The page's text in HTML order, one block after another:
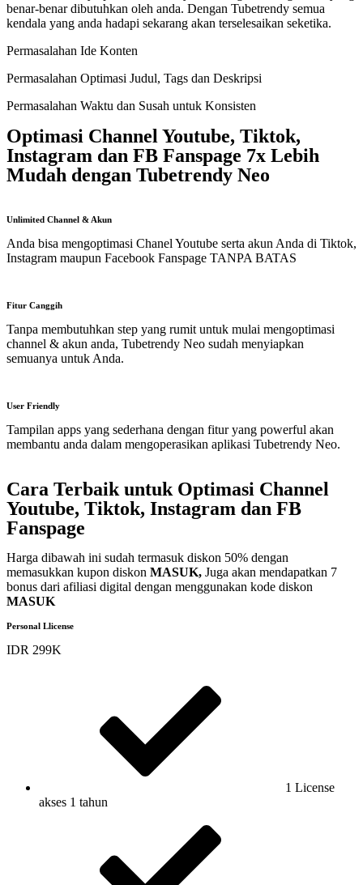
benar-benar dibutuhkan oleh anda. Dengan Tubetrendy semua
kendala yang anda hadapi sekarang akan terselesaikan seketika.
Permasalahan Ide Konten
Permasalahan Optimasi Judul, Tags dan Deskripsi
Permasalahan Waktu dan Susah untuk Konsisten
Optimasi Channel Youtube, Tiktok,
Instagram dan FB Fanspage 7x Lebih
Mudah dengan Tubetrendy Neo
Unlimited Channel & Akun
Anda bisa mengoptimasi Chanel Youtube serta akun Anda di Tiktok,
Instagram maupun Facebook Fanspage TANPA BATAS
Fitur Canggih
Tanpa membutuhkan step yang rumit untuk mulai mengoptimasi
channel & akun anda, Tubetrendy Neo sudah menyiapkan
semuanya untuk Anda.
User Friendly
Tampilan apps yang sederhana dengan fitur yang powerful akan
membantu anda dalam mengoperasikan aplikasi Tubetrendy Neo.
Cara Terbaik untuk Optimasi Channel
Youtube, Tiktok, Instagram dan FB
Fanspage
Harga dibawah ini sudah termasuk diskon 50% dengan
memasukkan kupon diskon MASUK, Juga akan mendapatkan 7
bonus dari afiliasi digital dengan menggunakan kode diskon
MASUK
Personal Llicense
IDR 299K
1 License
akses 1 tahun